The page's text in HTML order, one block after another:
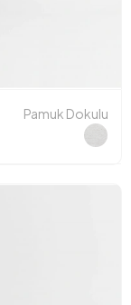
Pamuk Dokulu